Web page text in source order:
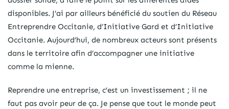
disponibles. J’ai par ailleurs bénéficié du soutien du Réseau
Entreprendre Occitanie, d’Initiative Gard et d’Initiative
Occitanie. Aujourd’hui, de nombreux acteurs sont présents
dans le territoire afin d’accompagner une initiative
comme la mienne.
Reprendre une entreprise, c’est un investissement ; il ne
faut pas avoir peur de ça. Je pense que tout le monde peut